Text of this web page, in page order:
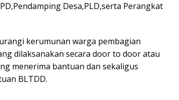
Desa,PLD,serta Perangkat
kerumunan warga pembagian
dilaksanakan secara door to door atau
menerima bantuan dan sekaligus
BLTDD.